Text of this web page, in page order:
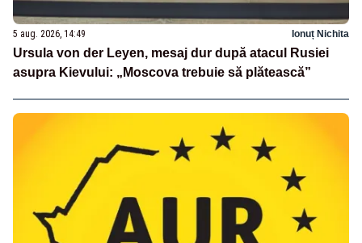
5 aug. 2026, 14:49 Ionuț Nichita
Ursula von der Leyen, mesaj dur după atacul Rusiei
asupra Kievului: „Moscova trebuie să plătească”